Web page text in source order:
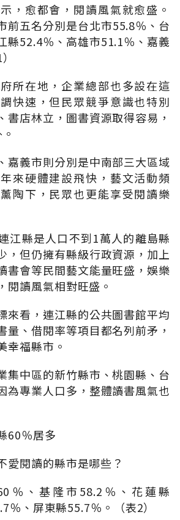
，愈都會，閱讀風氣就愈盛。
前五名分別是台北市55.8％、台
縣52.4％、高雄市51.1％、嘉義
所在地，企業總部也多設在這
快速，但民眾競爭意識也特別
書店林立，圖書資源取得容易，
嘉義市則分別是中南部三大區域
來硬體建設飛快，藝文活動頻
陶下，民眾也更能享受閱讀樂
江縣是人口不到1萬人的離島縣
，但仍擁有縣級行政資源，加上
書會等民間藝文能量旺盛，娛樂
閱讀風氣相對旺盛。
來看，連江縣的公共圖書館平均
量、借閱率等項目都名列前矛，
幸福縣市。
集中區的新竹縣市、桃園縣、台
為專業人口多，整體讀書風氣也
60％居多
愛閱讀的縣市是哪些？
％、基隆市58.2％、花蓮縣
％、屏東縣55.7％。（表2）